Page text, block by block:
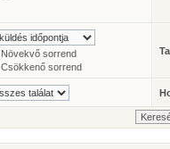
Növekvő sorrend
Csökkenő sorrend